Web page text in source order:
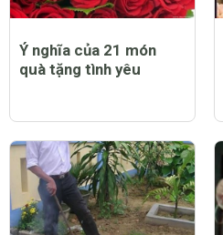
Ý nghĩa của 21 món
quà tặng tình yêu